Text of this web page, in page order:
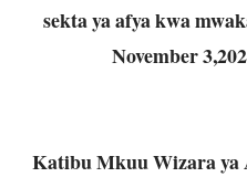
sekta ya afya kwa
November
Katibu Mkuu Wizara ya